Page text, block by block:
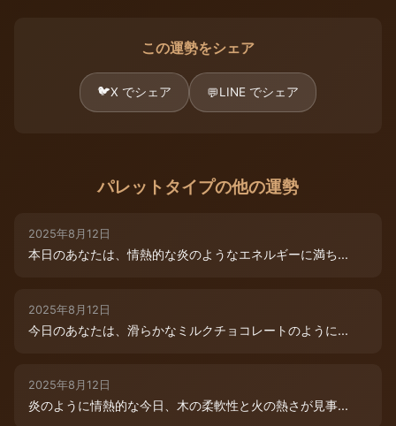
この運勢をシェア
🐦X でシェア 💬LINE でシェア
パレットタイプの他の運勢
2025年8月12日
本日のあなたは、情熱的な炎のようなエネルギーに満ち...
2025年8月12日
今日のあなたは、滑らかなミルクチョコレートのように...
2025年8月12日
炎のように情熱的な今日、木の柔軟性と火の熱さが見事...